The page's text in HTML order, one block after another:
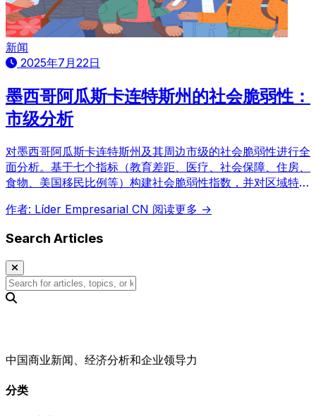
新闻
2025年7月22日
墨西哥阿瓜斯卡连特斯州的社会脆弱性：
市级分析
对墨西哥阿瓜斯卡连特斯州及其周边市级的社会脆弱性进行全
面分析。基于七个指标（教育差距、医疗、社会保障、住房、
食物、美国移民比例等）构建社会脆弱性指数，并对区域特征
作者: Líder Empresarial CN 阅读更多 →
Search Articles
中国商业新闻、经济分析和企业领导力
分类